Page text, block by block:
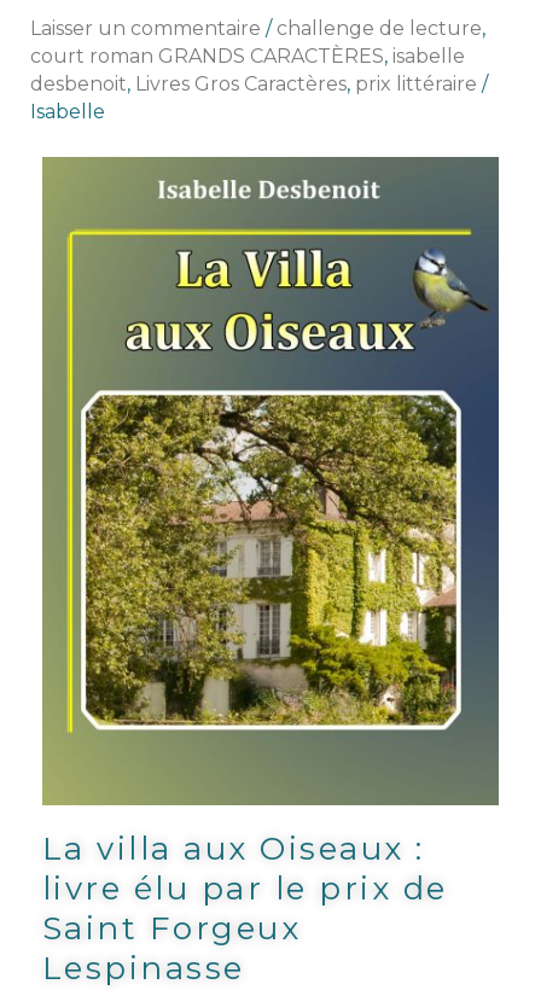
Laisser un commentaire / challenge de lecture,
court roman GRANDS CARACTÈRES, isabelle
desbenoit, Livres Gros Caractères, prix littéraire /
Isabelle
La villa aux Oiseaux :
livre élu par le prix de
Saint Forgeux
Lespinasse
lecture
des
petits
villages